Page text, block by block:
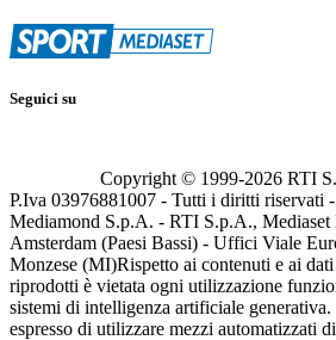
Seguici su
Copyright © 1999-2026 RTI
P.Iva 03976881007 - Tutti i diritti riservati
Mediamond S.p.A. - RTI S.p.A., Mediaset
Amsterdam (Paesi Bassi) - Uffici Viale
Monzese (MI)Rispetto ai contenuti e ai
riprodotti è vietata ogni utilizzazione
sistemi di intelligenza artificiale
espresso di utilizzare mezzi automatizzati